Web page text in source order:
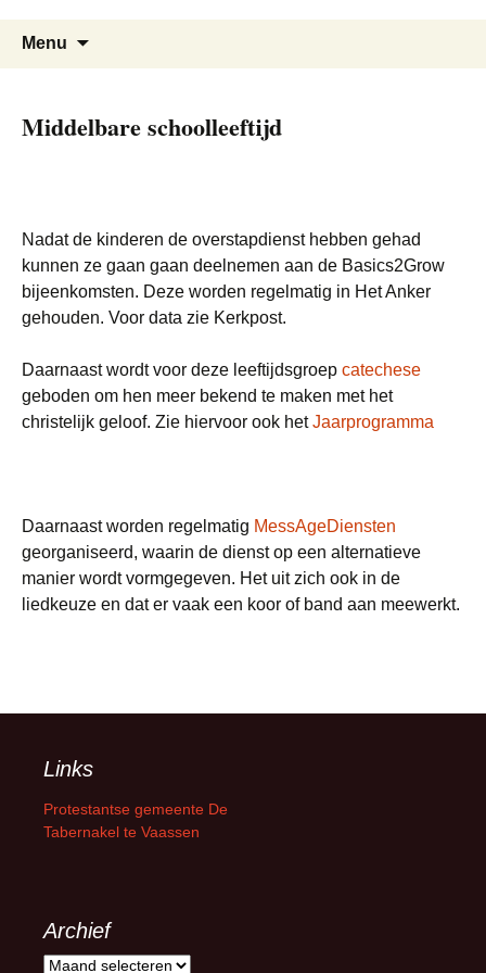
naarMenu
Middelbare schoolleeftijd
Nadat de kinderen de overstapdienst hebben gehad
kunnen ze gaan gaan deelnemen aan de Basics2Grow
bijeenkomsten. Deze worden regelmatig in Het Anker
gehouden. Voor data zie Kerkpost.
Daarnaast wordt voor deze leeftijdsgroep catechese
geboden om hen meer bekend te maken met het
christelijk geloof. Zie hiervoor ook hetJaarprogramma
Daarnaast worden regelmatig MessAgeDiensten
georganiseerd, waarin de dienst op een alternatieve
manier wordt vormgegeven. Het uit zich ook in de
liedkeuze en dat er vaak een koor of band aan meewerkt.
Links
Protestantse gemeente De
Tabernakel te Vaassen
Archief
Archief